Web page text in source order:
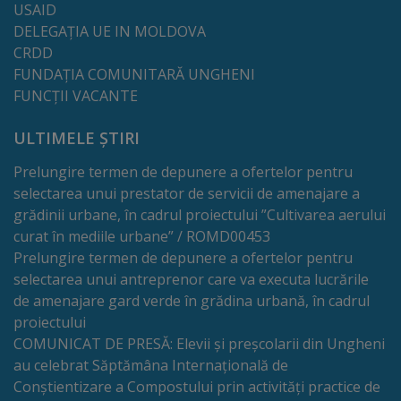
Dispoziții
Regulamente
Rapoarte
Consultări
publice
Achiziții
publice
Rezultate/Atribuiri
Planuri/
USAID
DELEGAȚIA UE IN MOLDOVA
CRDD
FUNDAȚIA COMUNITARĂ UNGHENI
FUNCȚII VACANTE
ULTIMELE ȘTIRI
Prelungire termen de depunere a ofertelor pentru
selectarea unui prestator de servicii de amenajare a
grădinii urbane, în cadrul proiectului ”Cultivarea aerului
curat în mediile urbane” / ROMD00453
Prelungire termen de depunere a ofertelor pentru
selectarea unui antreprenor care va executa lucrările
de amenajare gard verde în grădina urbană, în cadrul
proiectului
COMUNICAT DE PRESĂ: Elevii și preșcolarii din Ungheni
au celebrat Săptămâna Internațională de
Conștientizare a Compostului prin activități practice de